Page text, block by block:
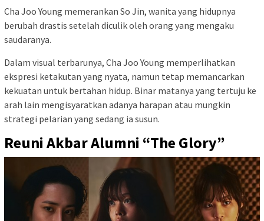
Cha Joo Young memerankan So Jin, wanita yang hidupnya
berubah drastis setelah diculik oleh orang yang mengaku
saudaranya.
Dalam visual terbarunya, Cha Joo Young memperlihatkan
ekspresi ketakutan yang nyata, namun tetap memancarkan
kekuatan untuk bertahan hidup. Binar matanya yang tertuju ke
arah lain mengisyaratkan adanya harapan atau mungkin
strategi pelarian yang sedang ia susun.
Reuni Akbar Alumni “The Glory”